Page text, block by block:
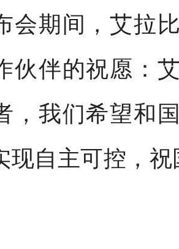
会期间，艾拉
伙伴的祝愿：
，我们希望和
现自主可控，